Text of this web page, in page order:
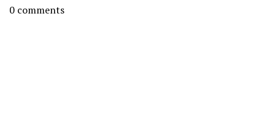
0 comments